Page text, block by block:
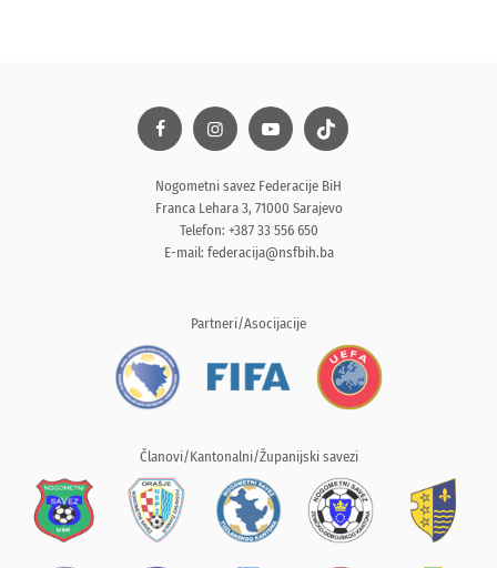
Nogometni savez Federacije BiH
Franca Lehara 3, 71000 Sarajevo
Telefon: +387 33 556 650
E-mail: federacija@nsfbih.ba
Partneri/Asocijacije
Članovi/Kantonalni/Županijski savezi